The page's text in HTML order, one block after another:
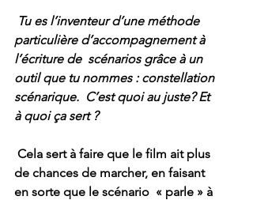
particulière d’accompagnement à
l’écriture de  scénarios grâce à un
outil que tu nommes : constellation
scénarique.  C’est quoi au juste? Et
à quoi ça sert ?
Cela sert à faire que le film ait plus
de chances de marcher, en faisant
en sorte que le scénario  « parle » à